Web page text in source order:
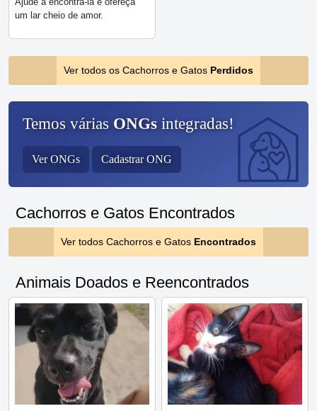
um lar cheio de amor.
Ver todos os Cachorros e Gatos Perdidos
Temos várias ONGs integradas!
Ver ONGs Cadastrar ONG
Cachorros e Gatos Encontrados
Ver todos Cachorros e Gatos Encontrados
Animais Doados e Reencontrados